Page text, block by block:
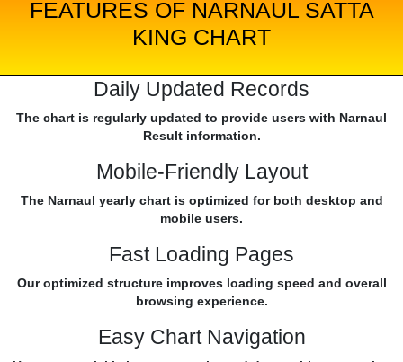
FEATURES OF NARNAUL SATTA
KING CHART
Daily Updated Records
The chart is regularly updated to provide users with Narnaul
Result information.
Mobile-Friendly Layout
The Narnaul yearly chart is optimized for both desktop and
mobile users.
Fast Loading Pages
Our optimized structure improves loading speed and overall
browsing experience.
Easy Chart Navigation